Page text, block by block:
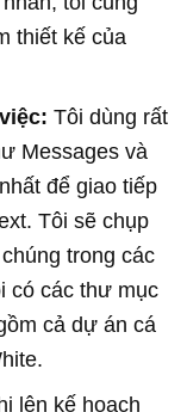
thiết kế của
Tôi dùng rất
Messages và
để giao tiếp
Tôi sẽ chụp
trong các
có các thư mục
cả dự án cá
lên kế hoạch